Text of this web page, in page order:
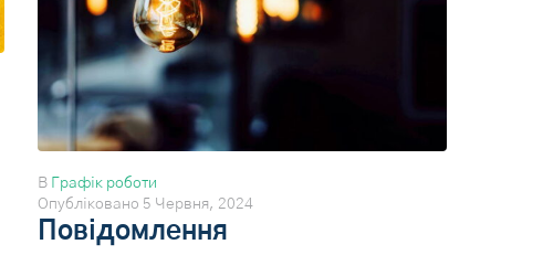
В
Графік роботи
Опубліковано 5 Червня, 2024
Повідомлення